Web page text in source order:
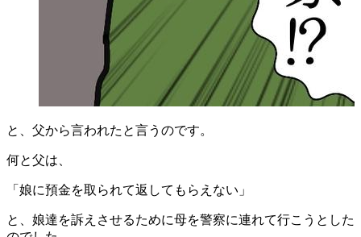
と、父から言われたと言うのです。
何と父は、
「娘に預金を取られて返してもらえない」
と、娘達を訴えさせるために母を警察に連れて行こうとした